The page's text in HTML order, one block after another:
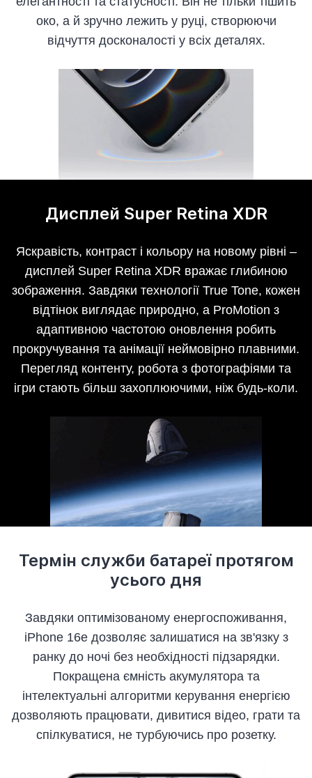
око, а й зручно лежить у руці, створюючи
відчуття досконалості у всіх деталях.
Дисплей Super Retina XDR
Яскравість, контраст і кольору на новому рівні –
дисплей Super Retina XDR вражає глибиною
зображення. Завдяки технології True Tone, кожен
відтінок виглядає природно, а ProMotion з
адаптивною частотою оновлення робить
прокручування та анімації неймовірно плавними.
Перегляд контенту, робота з фотографіями та
ігри стають більш захоплюючими, ніж будь-коли.
Термін служби батареї протягом
усього дня
Завдяки оптимізованому енергоспоживання,
iPhone 16e дозволяє залишатися на зв'язку з
ранку до ночі без необхідності підзарядки.
Покращена ємність акумулятора та
інтелектуальні алгоритми керування енергією
дозволяють працювати, дивитися відео, грати та
спілкуватися, не турбуючись про розетку.